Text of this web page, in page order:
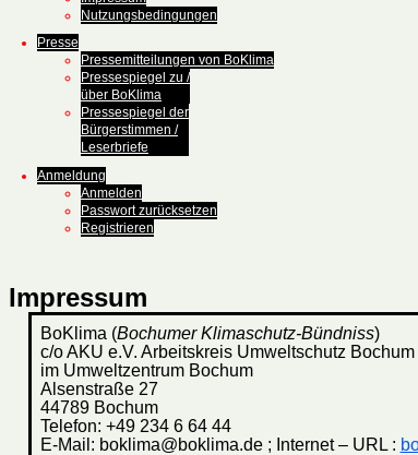
Nutzungsbedingungen
Presse
Pressemitteilungen von BoKlima
Pressespiegel zu /
über BoKlima
Pressespiegel der
Bürgerstimmen /
Leserbriefe
Anmeldung
Anmelden
Passwort zurücksetzen
Registrieren
Impressum
BoKlima (Bochumer Klimaschutz-Bündniss)
c/o AKU e.V. Arbeitskreis Umweltschutz Bochum
im Umweltzentrum Bochum
Alsenstraße 27
44789 Bochum
Telefon: +49 234 6 64 44
E-Mail: boklima@boklima.de ; Internet – URL :